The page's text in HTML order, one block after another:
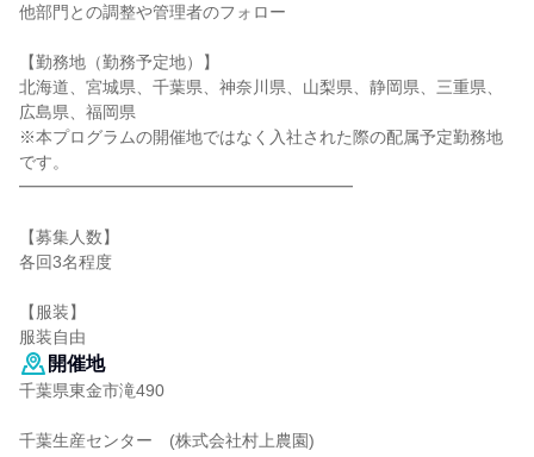
他部門との調整や管理者のフォロー
【勤務地（勤務予定地）】
北海道、宮城県、千葉県、神奈川県、山梨県、静岡県、三重県、
広島県、福岡県
※本プログラムの開催地ではなく入社された際の配属予定勤務地
です。
━━━━━━━━━━━━━━━━━━━━
【募集人数】
各回3名程度
【服装】
服装自由
開催地
千葉県東金市滝490
千葉生産センター (株式会社村上農園)